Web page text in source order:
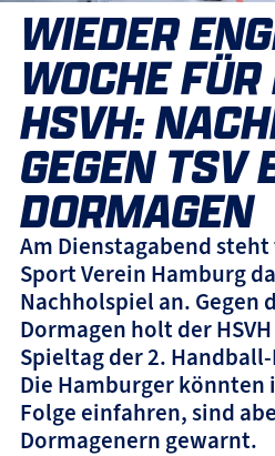
WIEDER
WOCHE
HSVH:
GEGEN TSV
DORMAGEN
Am Dienstagabend
Sport Verein Hamburg
Nachholspiel an. Gegen
Dormagen holt der
Spieltag der 2.
Die Hamburger könnten
Folge einfahren, sind
Dormagenern gewarnt.